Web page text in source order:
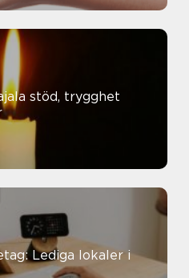
Lediga lokaler i